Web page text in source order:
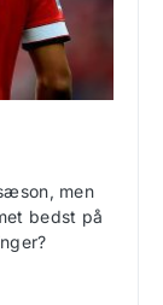
men
bedst på